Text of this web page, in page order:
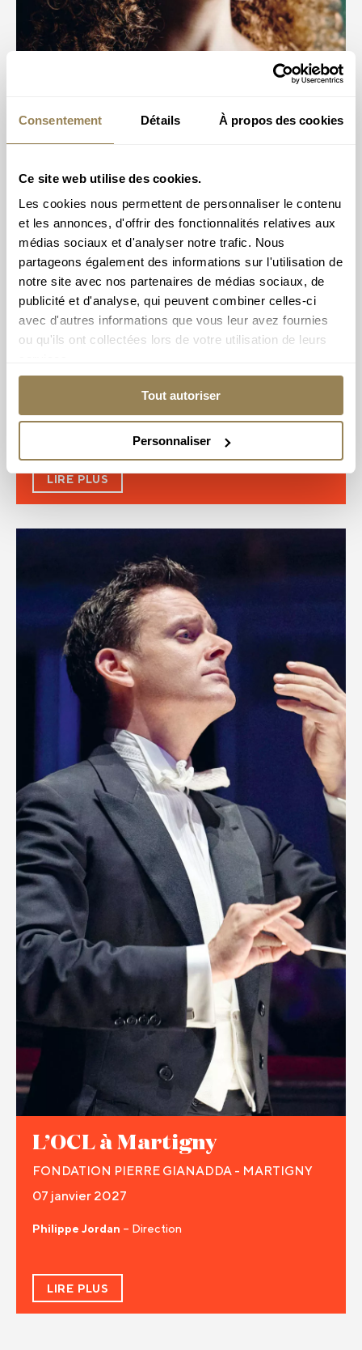
Consentement Détails À propos des cookies
Ce site web utilise des cookies.
Les cookies nous permettent de personnaliser le contenu
et les annonces, d'offrir des fonctionnalités relatives aux
médias sociaux et d'analyser notre trafic. Nous
partageons également des informations sur l'utilisation de
notre site avec nos partenaires de médias sociaux, de
publicité et d'analyse, qui peuvent combiner celles-ci
avec d'autres informations que vous leur avez fournies
ou qu'ils ont collectées lors de votre utilisation de leurs
Tout autoriser
Personnaliser
L’OCL à Évian
Renaud Capuçon– Direction
LIRE PLUS
L’OCL à Martigny
FONDATION PIERRE GIANADDA - MARTIGNY
07 janvier 2027
Philippe Jordan – Direction
LIRE PLUS